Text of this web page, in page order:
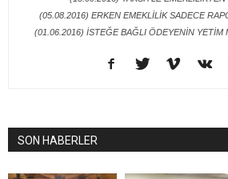
(05.08.2016) ERKEN EMEKLİLİK SADECE
(01.06.2016) İSTEĞE BAĞLI ÖDEYENİN YETİM
SON HABERLER